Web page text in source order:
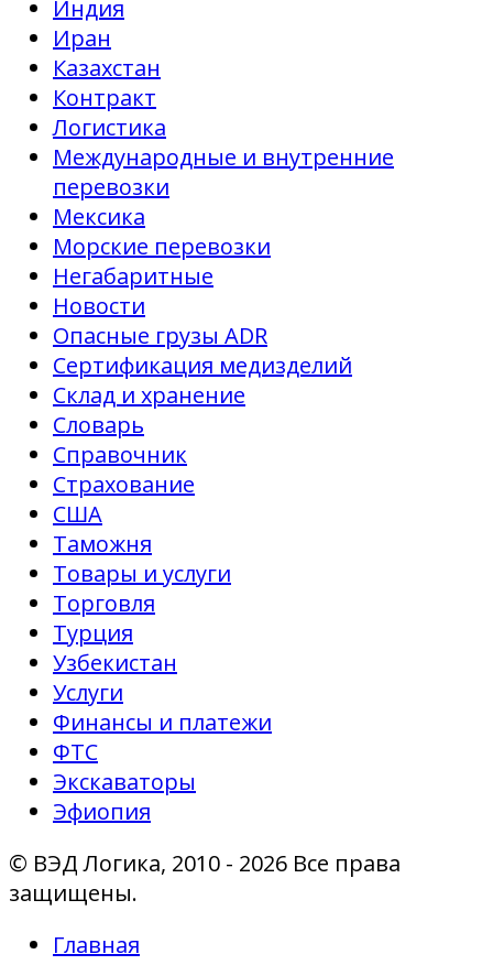
Индия
Иран
Казахстан
Контракт
Логистика
Международные и внутренние
перевозки
Мексика
Морские перевозки
Негабаритные
Новости
Опасные грузы ADR
Сертификация медизделий
Склад и хранение
Словарь
Справочник
Страхование
США
Таможня
Товары и услуги
Торговля
Турция
Узбекистан
Услуги
Финансы и платежи
ФТС
Экскаваторы
Эфиопия
© ВЭД Логика, 2010 - 2026 Все права
защищены.
Главная